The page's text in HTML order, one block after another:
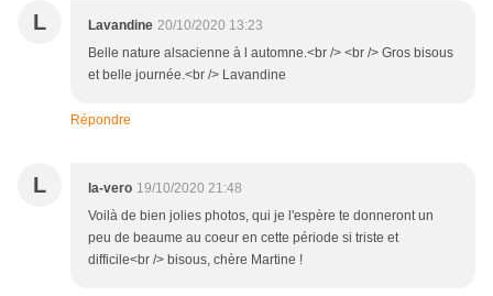
L Lavandine 20/10/2020 13:23
Belle nature alsacienne à l automne.<br /> <br /> Gros bisous
et belle journée.<br /> Lavandine
Répondre
L la-vero 19/10/2020 21:48
Voilà de bien jolies photos, qui je l'espère te donneront un
peu de beaume au coeur en cette période si triste et
difficile<br /> bisous, chère Martine !